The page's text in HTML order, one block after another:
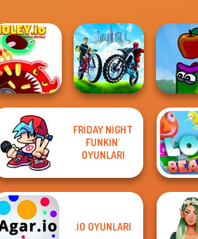
Holey.io Battle
Royale
City Bike Racing
Champion
Apple
FRIDAY NIGHT
FUNKIN'
OYUNLARI
.IO OYUNLARI